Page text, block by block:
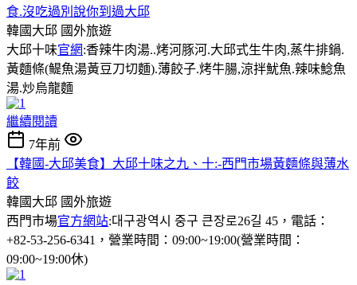
食.沒吃過別說你到過大邱
韓國大邱 國外旅遊
大邱十味官網:香辣牛肉湯..烤河豚河.大邱式生牛肉,蒸牛排鍋.
黃麵條(鳀魚湯黃豆刀切麵).薄餃子.烤牛腸,涼拌魷魚.辣味鯰魚
湯.炒烏龍麵
繼續閱讀
7年前
【韓國-大邱美食】大邱十味之九、十:-西門市場黃麵條與薄水
餃
韓國大邱 國外旅遊
西門市場官方網站:대구광역시 중구 큰장로26길 45，電話：
+82-53-256-6341，營業時間：09:00~19:00(營業時間：
09:00~19:00休)